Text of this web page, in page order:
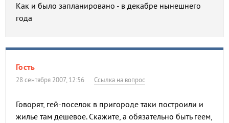
Как и было запланировано - в декабре нынешнего
года
Гость
28 сентября 2007, 12:56 Ссылка на вопрос
Говорят, гей-поселок в пригороде таки построили и
жилье там дешевое. Скажите, а обязательно быть геем,